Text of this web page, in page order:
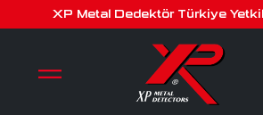
XP Metal Dedektör Türkiye